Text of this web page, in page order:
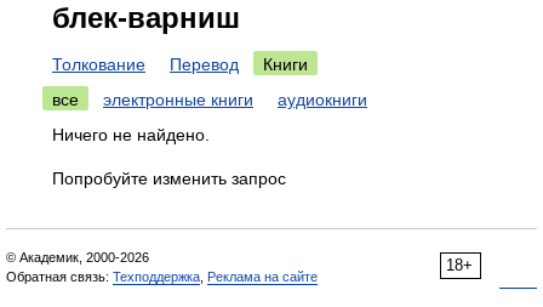
блек-варниш
Толкование Перевод
Книги
все
электронные книги
аудиокниги
Ничего не найдено.
Попробуйте изменить запрос
18+
© Академик, 2000-2026
Обратная связь: Техподдержка Реклама на сайте